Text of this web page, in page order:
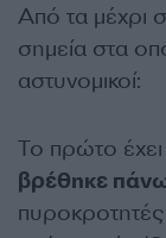
Από τα μέχρι
σημεία στα
αστυνομικοί:
Το πρώτο έχει
βρέθηκε
πυροκροτητές